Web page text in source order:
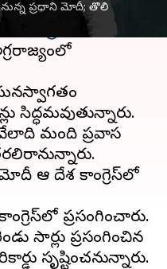
ప్రధాని మోదీ; తొలి
మహిళ జిల్
నరేంద్ర మోదీజూన్
సిద్ధమవుతున్నారు.
మంది ప్రవాస
మోదీ ఆ దేశ కాంగ్రెస్‌లో
ప్రసంగించారు.
సార్లు ప్రసంగించిన